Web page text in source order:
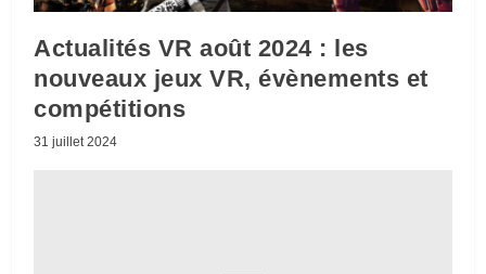
Actualités VR août 2024 : les
nouveaux jeux VR, évènements et
compétitions
31 juillet 2024